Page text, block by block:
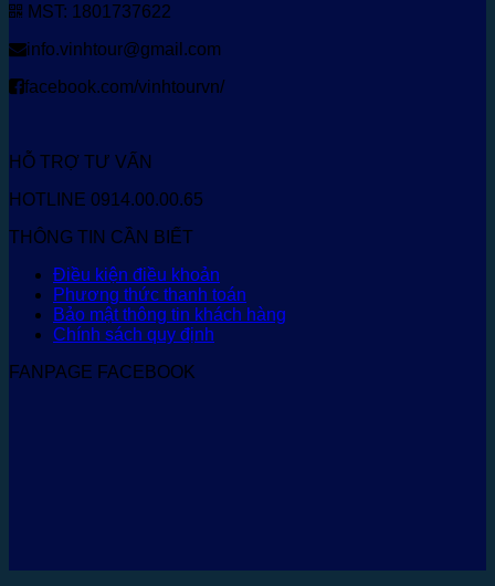
MST: 1801737622
info.vinhtour@gmail.com
facebook.com/vinhtourvn/
HỖ TRỢ TƯ VẤN
HOTLINE 0914.00.00.65
THÔNG TIN CẦN BIẾT
Điều kiện điều khoản
Phương thức thanh toán
Bảo mật thông tin khách hàng
Chính sách quy định
FANPAGE FACEBOOK